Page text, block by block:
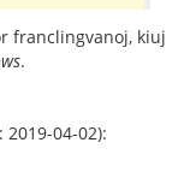
franclingvanoj, kiuj
.
2019-04-02):